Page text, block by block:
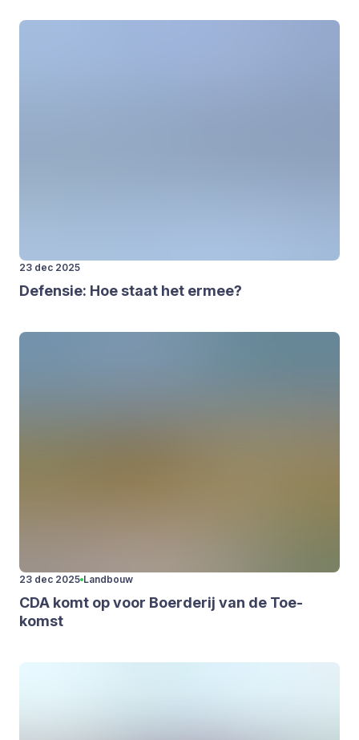
23 dec 2025
Defen­sie: Hoe staat het ermee?
23 dec 2025 Landbouw
CDA komt op voor Boer­de­rij van de Toe­
komst